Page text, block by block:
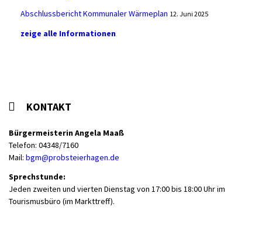
Abschlussbericht Kommunaler Wärmeplan 12. Juni 2025
zeige alle Informationen
KONTAKT
Bürgermeisterin Angela Maaß
Telefon: 04348/7160
Mail: bgm@probsteierhagen.de
Sprechstunde:
Jeden zweiten und vierten Dienstag von 17:00 bis 18:00 Uhr im
Tourismusbüro (im Markttreff).